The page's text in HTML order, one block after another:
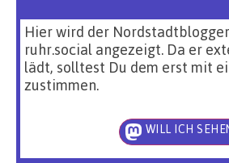
Hier wird der
ruhr.social angezeigt. Da er
lädt, solltest Du dem erst mit
zustimmen.
WILL ICH